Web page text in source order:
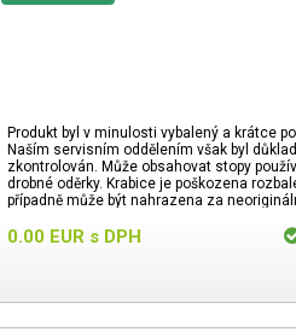
Produkt byl v minulosti vybalený a krátce
Naším servisním oddělením však byl
zkontrolován. Může obsahovat stopy
drobné oděrky. Krabice je poškozena
případně může být nahrazena za
0.00EUR s DPH